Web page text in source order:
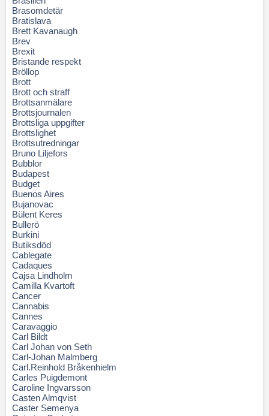
Brasomdetär
Bratislava
Brett Kavanaugh
Brev
Brexit
Bristande respekt
Bröllop
Brott
Brott och straff
Brottsanmälare
Brottsjournalen
Brottsliga uppgifter
Brottslighet
Brottsutredningar
Bruno Liljefors
Bubblor
Budapest
Budget
Buenos Aires
Bujanovac
Bülent Keres
Bullerö
Burkini
Butiksdöd
Cablegate
Cadaques
Cajsa Lindholm
Camilla Kvartoft
Cancer
Cannabis
Cannes
Caravaggio
Carl Bildt
Carl Johan von Seth
Carl-Johan Malmberg
Carl.Reinhold Bråkenhielm
Carles Puigdemont
Caroline Ingvarsson
Casten Almqvist
Caster Semenya